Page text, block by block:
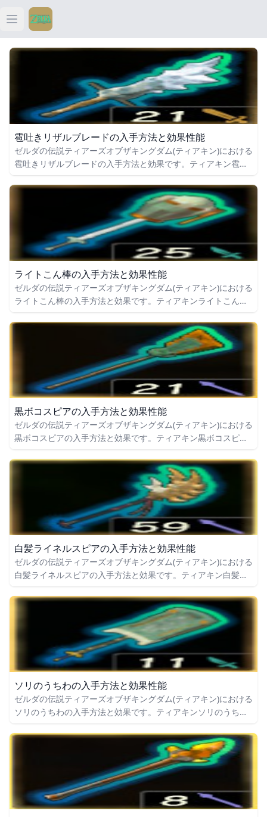
Open main menu
ティアキン
ティアキン 祠
ティアキン 武器
ティアキン 攻略
雹吐きリザルブレードの入手方法と効果性能
ゼルダの伝説ティアーズオブザキングダム(ティアキン)における
雹吐きリザルブレードの入手方法と効果です。ティアキン雹吐
の効果や攻撃力についても掲載しています。
ライトこん棒の入手方法と効果性能
ゼルダの伝説ティアーズオブザキングダム(ティアキン)における
ライトこん棒の入手方法と効果です。ティアキンライトこん棒
掲載しています。
黒ボコスピアの入手方法と効果性能
ゼルダの伝説ティアーズオブザキングダム(ティアキン)における
黒ボコスピアの入手方法と効果です。ティアキン黒ボコスピア
掲載しています。
白髪ライネルスピアの入手方法と効果性能
ゼルダの伝説ティアーズオブザキングダム(ティアキン)における
白髪ライネルスピアの入手方法と効果です。ティアキン白髪ラ
や攻撃力についても掲載しています。
ソリのうちわの入手方法と効果性能
ゼルダの伝説ティアーズオブザキングダム(ティアキン)における
ソリのうちわの入手方法と効果です。ティアキンソリのうちわ
掲載しています。